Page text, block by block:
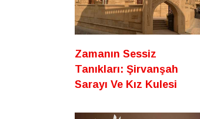
Zamanın Sessiz
Tanıkları: Şirvanşah
Sarayı Ve Kız Kulesi